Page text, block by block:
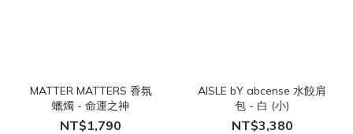
MATTER MATTERS 香氛
蠟燭 - 命運之神
NT$1,790
AISLE bY abcense 水餃肩
包 - 白 (小)
NT$3,380